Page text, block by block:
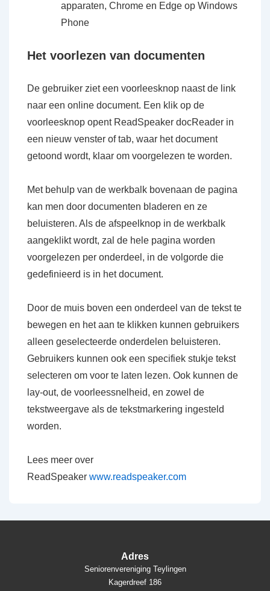
apparaten, Chrome en Edge op Windows
Phone
Het voorlezen van documenten
De gebruiker ziet een voorleesknop naast de link
naar een online document. Een klik op de
voorleesknop opent ReadSpeaker docReader in
een nieuw venster of tab, waar het document
getoond wordt, klaar om voorgelezen te worden.
Met behulp van de werkbalk bovenaan de pagina
kan men door documenten bladeren en ze
beluisteren. Als de afspeelknop in de werkbalk
aangeklikt wordt, zal de hele pagina worden
voorgelezen per onderdeel, in de volgorde die
gedefinieerd is in het document.
Door de muis boven een onderdeel van de tekst te
bewegen en het aan te klikken kunnen gebruikers
alleen geselecteerde onderdelen beluisteren.
Gebruikers kunnen ook een specifiek stukje tekst
selecteren om voor te laten lezen. Ook kunnen de
lay-out, de voorleessnelheid, en zowel de
tekstweergave als de tekstmarkering ingesteld
worden.
Lees meer over
ReadSpeaker www.readspeaker.com
Adres
Seniorenvereniging Teylingen
Kagerdreef 186